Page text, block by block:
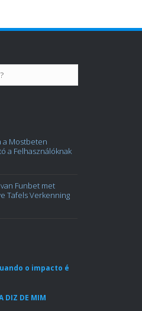
a Mostbeten
a Felhasználóknak
Funbet met
Tafels Verkenning
o impacto é
DIZ DE MIM